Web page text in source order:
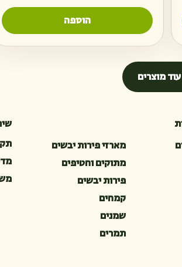
הוספה
מוצרים
מארזי פירות יבשים
מתוקים וחטיפים
פירות יבשים
קמחים
שמנים
תמרים